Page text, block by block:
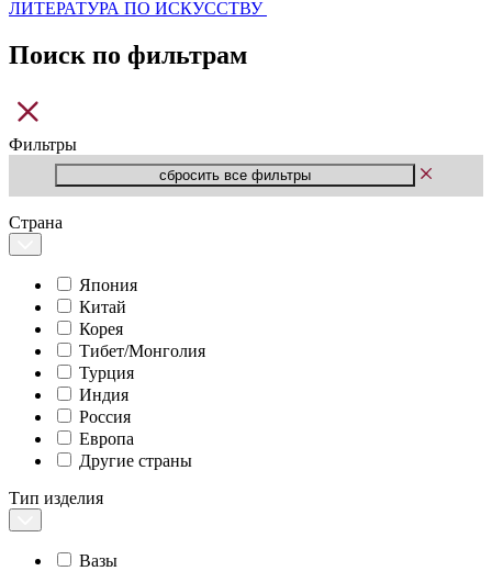
ЛИТЕРАТУРА ПО ИСКУССТВУ
Поиск по фильтрам
Фильтры
Страна
Япония
Китай
Корея
Тибет/Монголия
Турция
Индия
Россия
Европа
Другие страны
Тип изделия
Вазы